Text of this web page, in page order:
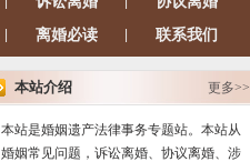
离婚必读 联系我们
本站介绍 更多>>
本站是婚姻遗产法律事务专题站。本站从
婚姻常见问题，诉讼离婚、协议离婚、涉